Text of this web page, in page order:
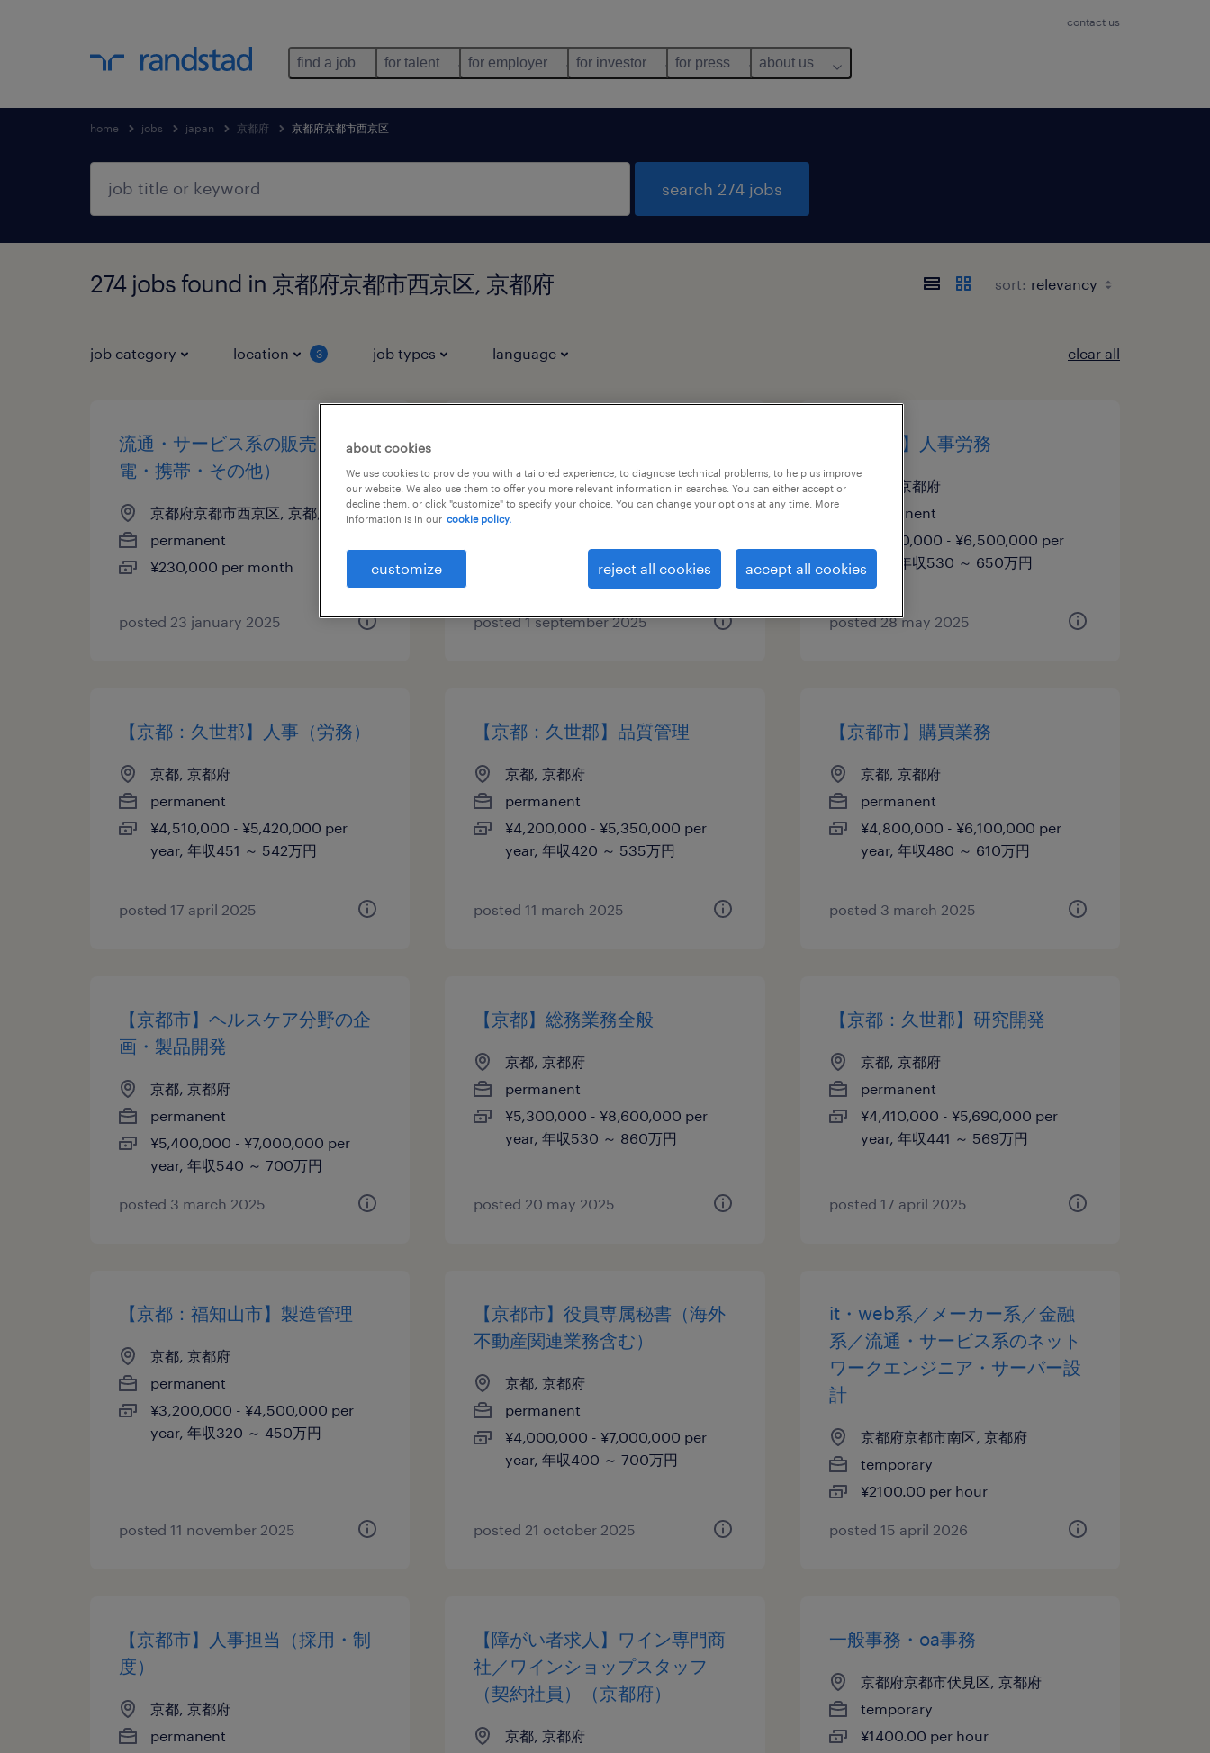
contact us
find a job for talent for employer for investor for press about us
home jobs japan 京都府 京都府京都市西京区
search 274 jobs
274 jobs found in 京都府京都市西京区, 京都府 sort:
job category location 3 job types language clear all
流通・サービス系の販売（家
電・携帯・その他）
京都府京都市西京区, 京都府
permanent
¥230,000 per month
posted 23 january 2025
京都, 京都府
permanent
year, 年収900 ～ 2,000万円
posted 1 september 2025
【京都市】人事労務
京都, 京都府
permanent
¥5,300,000 - ¥6,500,000 per
year, 年収530 ～ 650万円
posted 28 may 2025
【京都：久世郡】人事（労務）
京都, 京都府
permanent
¥4,510,000 - ¥5,420,000 per
year, 年収451 ～ 542万円
posted 17 april 2025
【京都：久世郡】品質管理
京都, 京都府
permanent
¥4,200,000 - ¥5,350,000 per
year, 年収420 ～ 535万円
posted 11 march 2025
【京都市】購買業務
京都, 京都府
permanent
¥4,800,000 - ¥6,100,000 per
year, 年収480 ～ 610万円
posted 3 march 2025
【京都市】ヘルスケア分野の企
画・製品開発
京都, 京都府
permanent
¥5,400,000 - ¥7,000,000 per
year, 年収540 ～ 700万円
posted 3 march 2025
【京都】総務業務全般
京都, 京都府
permanent
¥5,300,000 - ¥8,600,000 per
year, 年収530 ～ 860万円
posted 20 may 2025
【京都：久世郡】研究開発
京都, 京都府
permanent
¥4,410,000 - ¥5,690,000 per
year, 年収441 ～ 569万円
posted 17 april 2025
【京都：福知山市】製造管理
京都, 京都府
permanent
¥3,200,000 - ¥4,500,000 per
year, 年収320 ～ 450万円
posted 11 november 2025
【京都市】役員専属秘書（海外
不動産関連業務含む）
京都, 京都府
permanent
¥4,000,000 - ¥7,000,000 per
year, 年収400 ～ 700万円
posted 21 october 2025
it・web系／メーカー系／金融
系／流通・サービス系のネット
ワークエンジニア・サーバー設
計
京都府京都市南区, 京都府
temporary
¥2100.00 per hour
posted 15 april 2026
【京都市】人事担当（採用・制
度）
京都, 京都府
permanent
【障がい者求人】ワイン専門商
社／ワインショップスタッフ
（契約社員）（京都府）
京都, 京都府
一般事務・oa事務
京都府京都市伏見区, 京都府
temporary
¥1400.00 per hour
about cookies
We use cookies to provide you with a tailored experience, to diagnose technical problems, to help us improve
our website. We also use them to offer you more relevant information in searches. You can either accept or
decline them, or click "customize" to specify your choice. You can change your options at any time. More
information is in our cookie policy.
customize reject all cookies accept all cookies